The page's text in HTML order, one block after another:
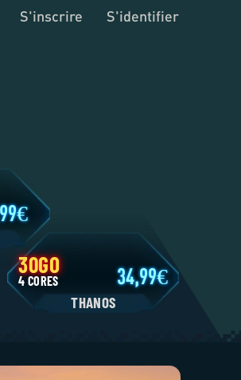
S'identifier
S'inscrire
24,99
LARA
30GO
4 CORES 34,99